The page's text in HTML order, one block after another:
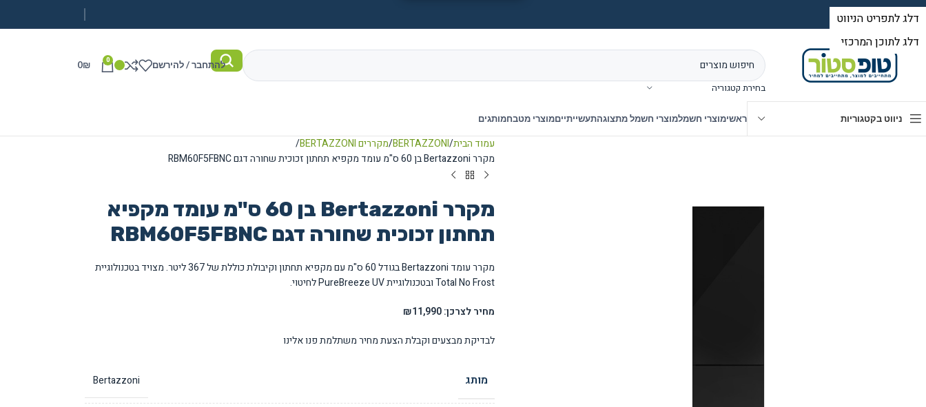
בחירת קטגוריה
להתחבר / להירשם 0
0₪
ניווט בקטגוריות ראשימוצרי חשמלמוצרי חשמל מתצוגהתעשייתייםמוצרי מטבחמותגים
עמוד הבית BERTAZZONI מקררים BERTAZZONI
מקרר Bertazzoni בן 60 ס"מ עומד מקפיא תחתון זכוכית שחורה דגם RBM60F5FBNC
מקרר Bertazzoni בן 60 ס"מ עומד מקפיא
תחתון זכוכית שחורה דגם RBM60F5FBNC
מקרר עומד Bertazzoni בגודל 60 ס"מ עם מקפיא תחתון וקיבולת כוללת של 367 ליטר. מצויד בטכנולוגיית
Total No Frost ובטכנולוגיית PureBreeze UV לחיטוי.
מחיר לצרכן: ₪11,990
לבדיקת מבצעים וקבלת הצעת מחיר משתלמת פנו אלינו
מותג Bertazzoni